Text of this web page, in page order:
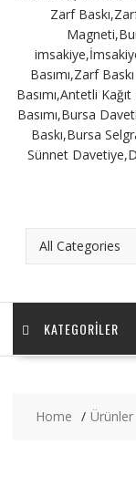
KATEGORILER
Home Ürünler